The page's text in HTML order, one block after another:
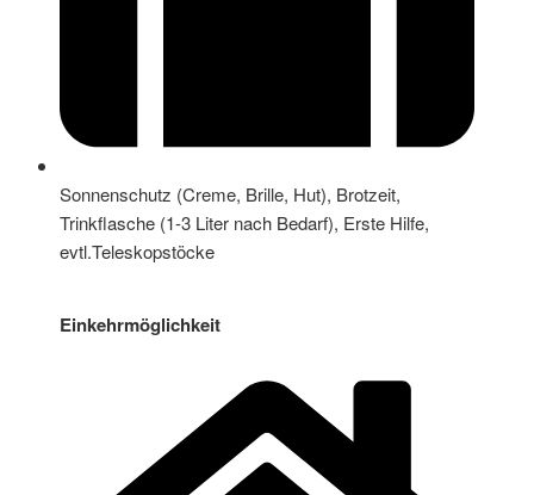
Sonnenschutz (Creme, Brille, Hut), Brotzeit,
Trinkflasche (1-3 Liter nach Bedarf), Erste Hilfe,
evtl.Teleskopstöcke
Einkehrmöglichkeit